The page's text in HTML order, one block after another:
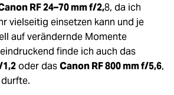
RF 24–70 mm f/2,8, da ich
vielseitig einsetzen kann und je
auf verändernde Momente
finde ich auch das
1,2oder dasCanon RF 800 mm f/5,6,